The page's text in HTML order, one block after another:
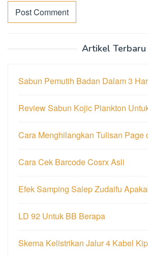
Artikel Terbaru
Sabun Pemutih Badan Dalam 3
Review Sabun Kojic Plankton
Cara Menghilangkan Tulisan Page
Cara Cek Barcode Cosrx Asli
Efek Samping Salep Zudaifu
LD 92 Untuk BB Berapa
Skema Kelistrikan Jalur 4 Kabel